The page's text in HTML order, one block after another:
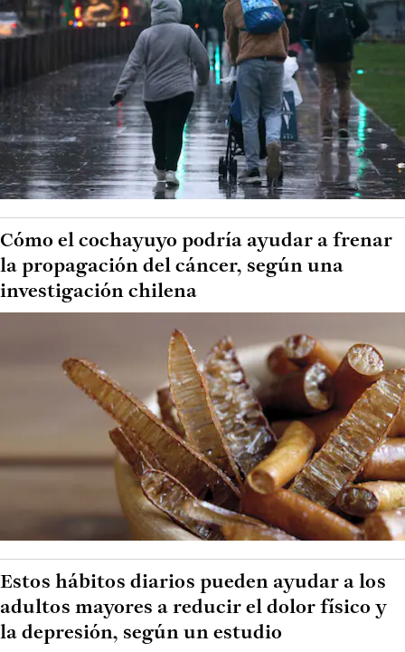
Cómo el cochayuyo podría ayudar a frenar
la propagación del cáncer, según una
investigación chilena
Estos hábitos diarios pueden ayudar a los
adultos mayores a reducir el dolor físico y
la depresión, según un estudio